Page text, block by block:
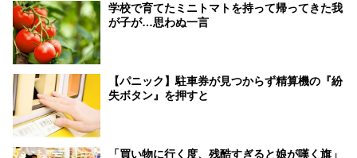
学校で育てたミニトマトを持って帰ってきた我
が子が…思わぬ一言
【パニック】駐車券が見つからず精算機の『紛
失ボタン』を押すと
「買い物に行く度、残酷すぎると娘が嘆く旗」